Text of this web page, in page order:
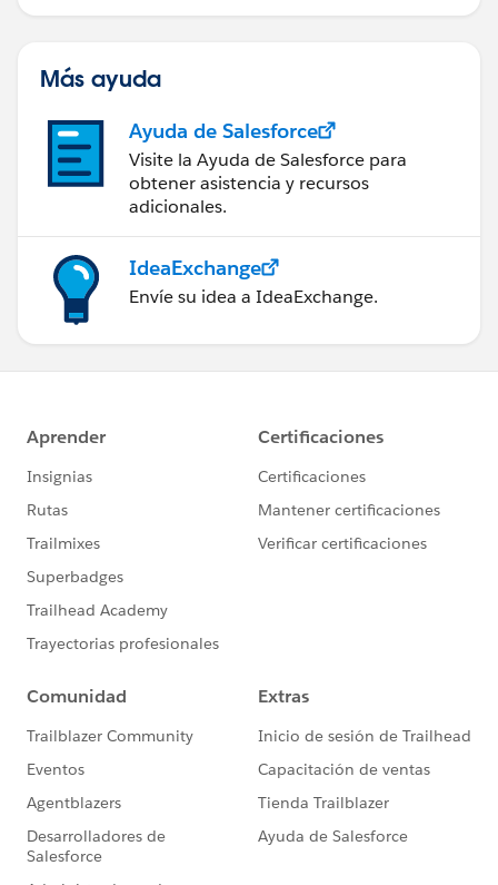
Más ayuda
Ayuda de Salesforce
Visite la Ayuda de Salesforce para
obtener asistencia y recursos
adicionales.
IdeaExchange
Envíe su idea a IdeaExchange.